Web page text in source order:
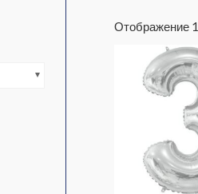
Отображение